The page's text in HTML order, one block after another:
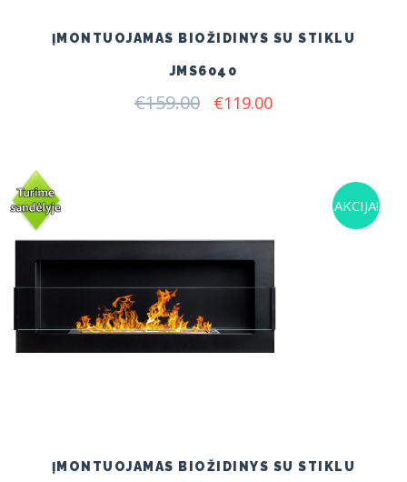
ĮMONTUOJAMAS BIOŽIDINYS SU STIKLU
JMS6040
€159.00 Original
€119.00Current
AKCIJA!
ĮMONTUOJAMAS BIOŽIDINYS SU STIKLU